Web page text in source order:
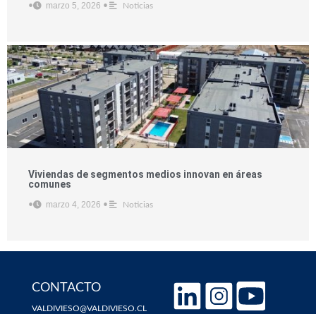
• marzo 5, 2026 • Noticias
Viviendas de segmentos medios innovan en áreas
comunes
• marzo 4, 2026 • Noticias
CONTACTO
VALDIVIESO@VALDIVIESO.CL